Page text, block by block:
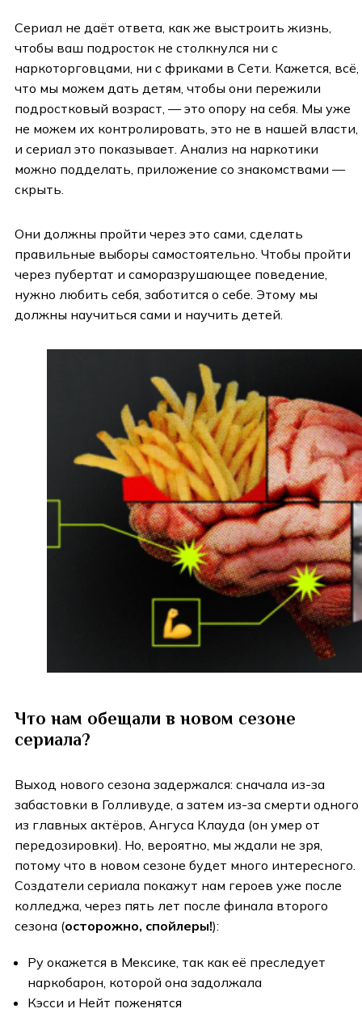
Сериал не даёт ответа, как же выстроить жизнь,
чтобы ваш подросток не столкнулся ни с
наркоторговцами, ни с фриками в Сети. Кажется, всё,
что мы можем дать детям, чтобы они пережили
подростковый возраст, — это опору на себя. Мы уже
не можем их контролировать, это не в нашей власти,
и сериал это показывает. Анализ на наркотики
можно подделать, приложение со знакомствами —
скрыть.
Они должны пройти через это сами, сделать
правильные выборы самостоятельно. Чтобы пройти
через пубертат и саморазрушающее поведение,
нужно любить себя, заботится о себе. Этому мы
должны научиться сами и научить детей.
Что нам обещали в новом сезоне
сериала?
Выход нового сезона задержался: сначала из-за
забастовки в Голливуде, а затем из-за смерти одного
из главных актёров, Ангуса Клауда (он умер от
передозировки). Но, вероятно, мы ждали не зря,
потому что в новом сезоне будет много интересного.
Создатели сериала покажут нам героев уже после
колледжа, через пять лет после финала второго
сезона (осторожно, спойлеры!):
Ру окажется в Мексике, так как её преследует
наркобарон, которой она задолжала
Кэсси и Нейт поженятся